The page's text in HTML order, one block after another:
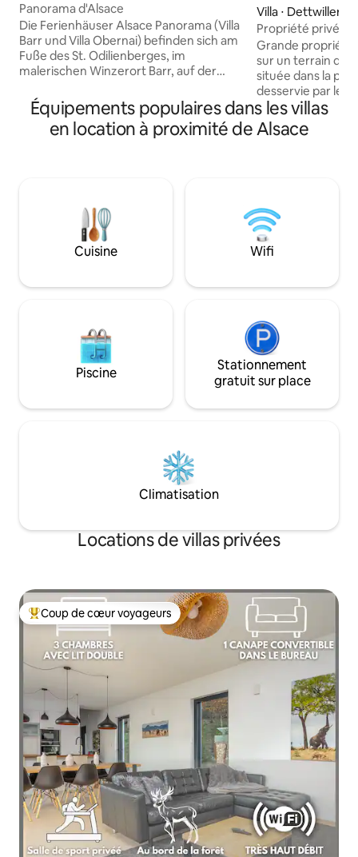
Panorama d'Alsace
Die Ferienhäuser Alsace Panorama (Villa
Barr und Villa Obernai) befinden sich am
Fuße des St. Odilienberges, im
malerischen Winzerort Barr, auf der
Höhenlage bieten sie eine
Atemberaubende Sicht auf Vogesen,
Rheinebene sowie Schwarzwald in der
und Colmar jeweils 40mn Autofahrt
Villa ⋅ Dettwiller
Propriété privée
Alsace / SPA
Grande propriété
sur un terrain de
située dans la
desservie par le
Strasbourg, 8km
d'Europapark,
vins. La maison
un événement
de randonnées,
canoé.
Équipements populaires dans les villas
en location à proximité de Alsace
Cuisine Wifi
Piscine
Stationnement
gratuit sur place
Climatisation
Locations de villas privées
Coups de cœur voyageurs les plus appréciés
Coup de cœur voyageurs